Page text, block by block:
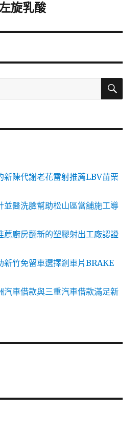
旋乳酸
搜
新陳代謝老花雷射推薦LBV苗栗
並醫洗臉幫助松山區當舖施工導
薦廚房翻新的塑膠射出工廠認證
新竹免留車選擇剎車片BRAKE
汽車借款與三重汽車借款滿足新